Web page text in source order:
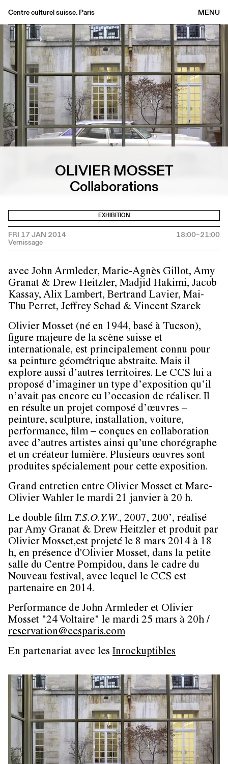
MENU
Centre culturel suisse. Paris
Agenda
Bookshop
Buvette
Archives
Medias
Publications
About
FR/EN
OLIVIER MOSSET
Collaborations
EXHIBITION
FRI 17 JAN 2014 18:00–21:00
avec John Armleder, Marie-Agnès Gillot, Amy
Granat & Drew Heitzler, Madjid Hakimi, Jacob
Kassay, Alix Lambert, Bertrand Lavier, Mai-
Thu Perret, Jeffrey Schad & Vincent Szarek
Olivier Mosset (né en 1944, basé à Tucson),
figure majeure de la scène suisse et
internationale, est principalement connu pour
sa peinture géométrique abstraite. Mais il
explore aussi d’autres territoires. Le CCS lui a
proposé d’imaginer un type d’exposition qu’il
n’avait pas encore eu l’occasion de réaliser. Il
en résulte un projet composé d’œuvres –
peinture, sculpture, installation, voiture,
performance, film – conçues en collaboration
avec d’autres artistes ainsi qu’une chorégraphe
et un créateur lumière. Plusieurs œuvres sont
produites spécialement pour cette exposition.
Grand entretien entre Olivier Mosset et Marc-
Olivier Wahler le mardi 21 janvier à 20 h.
Le double film T.S.O.Y.W., 2007, 200’, réalisé
par Amy Granat & Drew Heitzler et produit par
Olivier Mosset,est projeté le 8 mars 2014 à 18
h, en présence d'Olivier Mosset, dans la petite
salle du Centre Pompidou, dans le cadre du
Nouveau festival, avec lequel le CCS est
partenaire en 2014.
Performance de John Armleder et Olivier
Mosset "24 Voltaire" le mardi 25 mars à 20h /
reservation@ccsparis.com
En partenariat avec les Inrockuptibles